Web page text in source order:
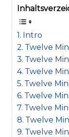
Intro
Twelve
Twelve
Twelve
Twelve
Twelve
Twelve
Twelve
Twelve